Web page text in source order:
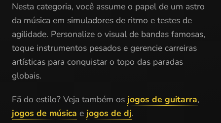
Nesta categoria, você assume o papel de um astro
da música em simuladores de ritmo e testes de
agilidade. Personalize o visual de bandas famosas,
toque instrumentos pesados e gerencie carreiras
artísticas para conquistar o topo das paradas
globais.
Fã do estilo? Veja também os jogos de guitarra,
jogos de música e jogos de dj.